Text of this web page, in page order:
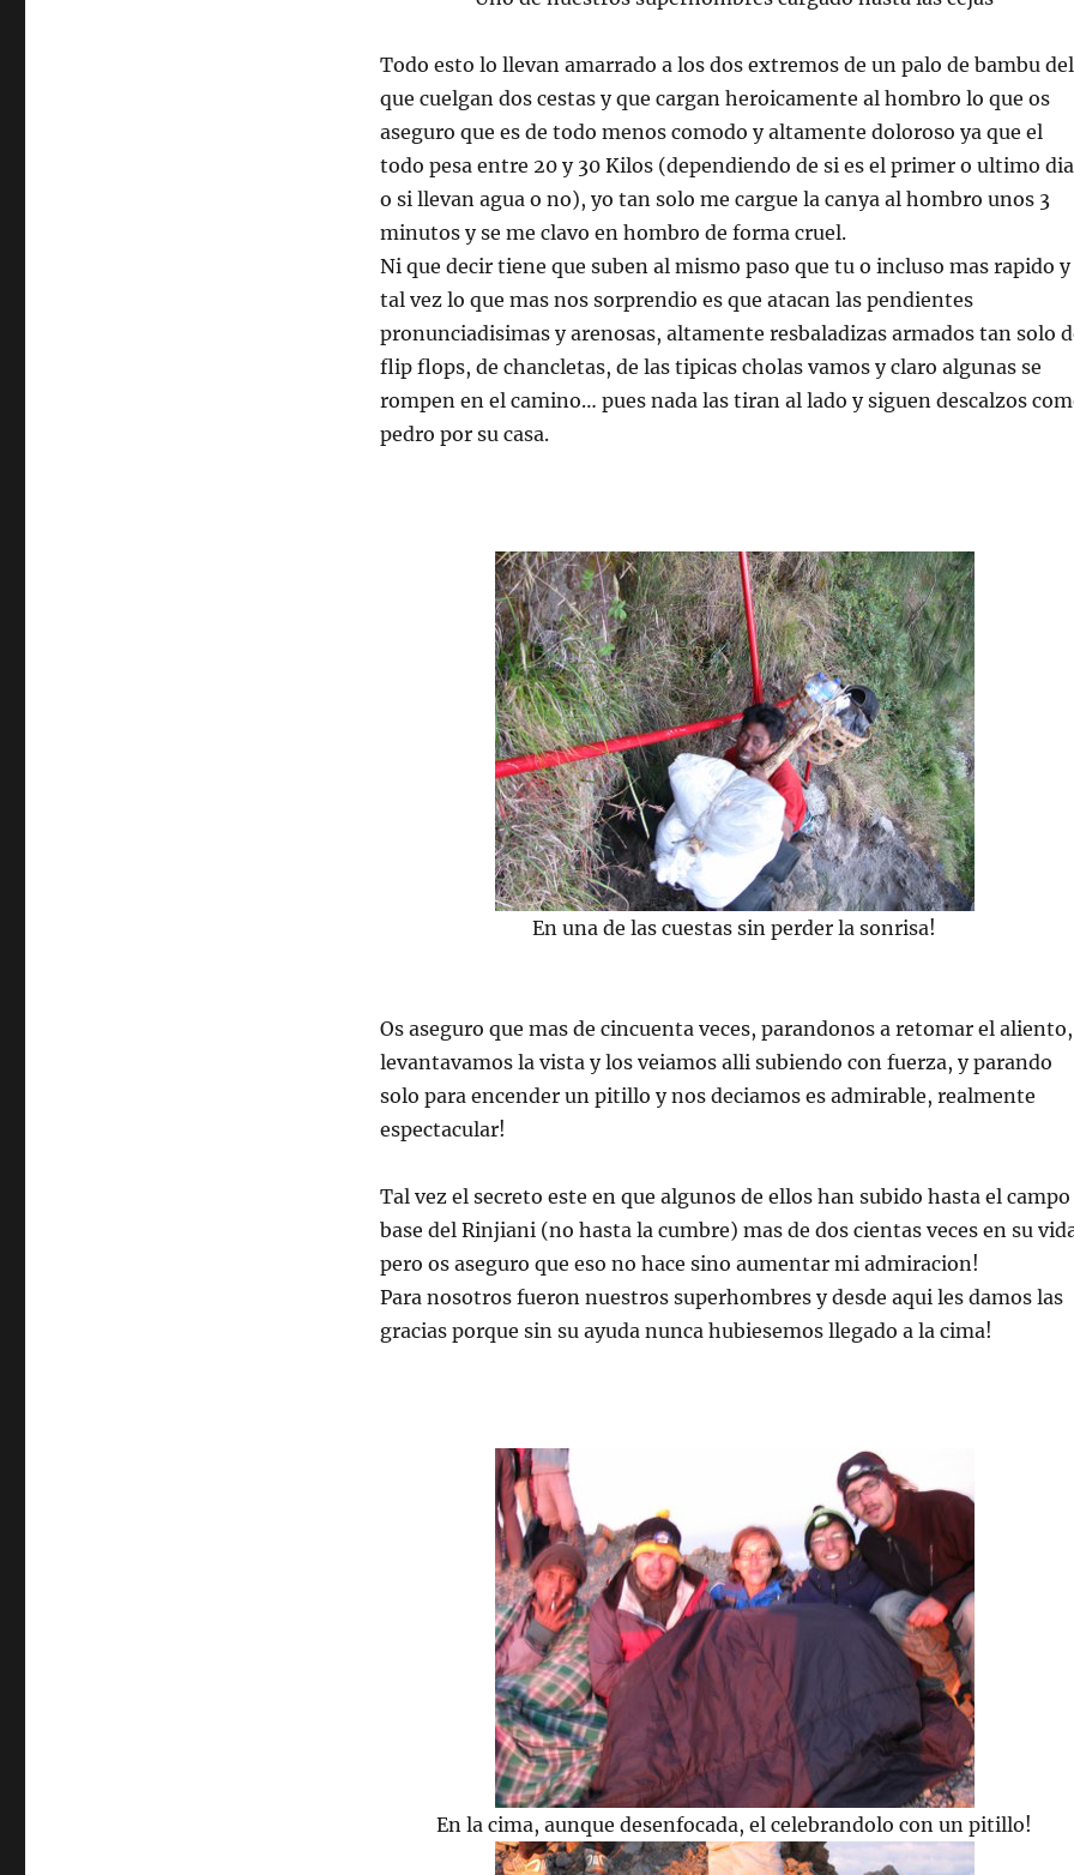
Todo esto lo llevan amarrado a los dos extremos de un palo de bambu del
que cuelgan dos cestas y que cargan heroicamente al hombro lo que os
aseguro que es de todo menos comodo y altamente doloroso ya que el
todo pesa entre 20 y 30 Kilos (dependiendo de si es el primer o ultimo dia
o si llevan agua o no), yo tan solo me cargue la canya al hombro unos 3
minutos y se me clavo en hombro de forma cruel.
Ni que decir tiene que suben al mismo paso que tu o incluso mas rapido y
tal vez lo que mas nos sorprendio es que atacan las pendientes
pronunciadisimas y arenosas, altamente resbaladizas armados tan solo
flip flops, de chancletas, de las tipicas cholas vamos y claro algunas se
rompen en el camino… pues nada las tiran al lado y siguen descalzos
pedro por su casa.
En una de las cuestas sin perder la sonrisa!
Os aseguro que mas de cincuenta veces, parandonos a retomar el aliento,
levantavamos la vista y los veiamos alli subiendo con fuerza, y parando
solo para encender un pitillo y nos deciamos es admirable, realmente
espectacular!
Tal vez el secreto este en que algunos de ellos han subido hasta el campo
base del Rinjiani (no hasta la cumbre) mas de dos cientas veces en su
pero os aseguro que eso no hace sino aumentar mi admiracion!
Para nosotros fueron nuestros superhombres y desde aqui les damos las
gracias porque sin su ayuda nunca hubiesemos llegado a la cima!
En la cima, aunque desenfocada, el celebrandolo con un pitillo!